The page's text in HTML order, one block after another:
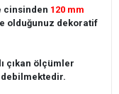
cinsinden 120 mm
olduğunuz dekoratif
çıkan ölçümler